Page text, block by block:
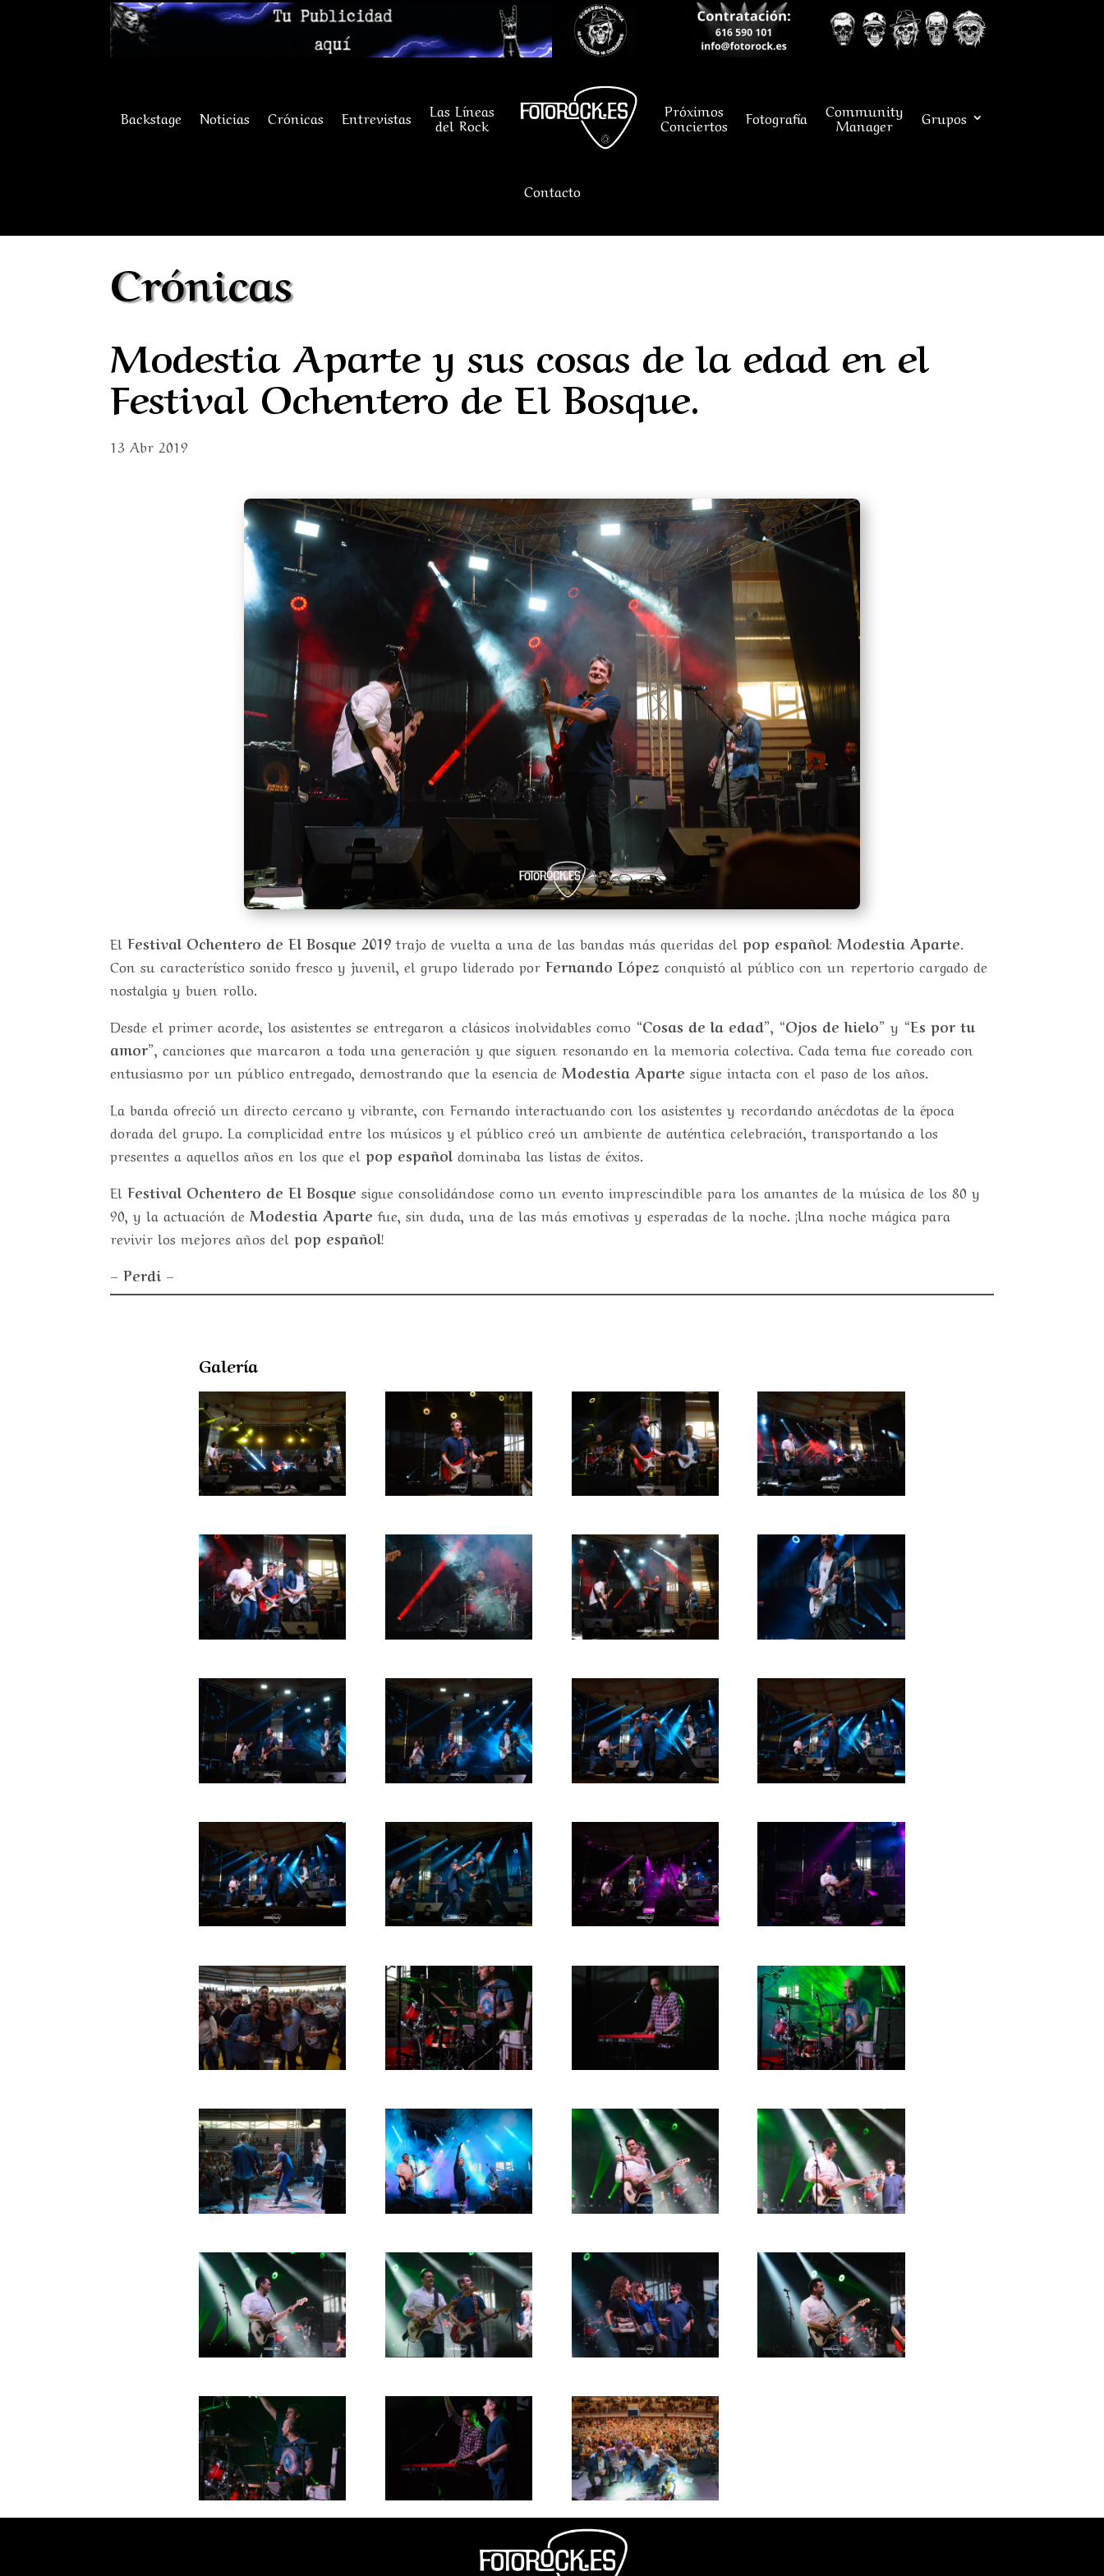
Backstage Noticias Crónicas Entrevistas Las Líneas
del Rock
Próximos
Conciertos Fotografía Community
Manager Grupos
Contacto
Crónicas
Modestia Aparte y sus cosas de la edad en el
Festival Ochentero de El Bosque.
13 Abr 2019
ElFestival Ochentero de El Bosque 2019 trajo de vuelta a una de las bandas más queridas delpop español:Modestia Aparte.
Con su característico sonido fresco y juvenil, el grupo liderado porFernando López conquistó al público con un repertorio cargado de
nostalgia y buen rollo.
Desde el primer acorde, los asistentes se entregaron a clásicos inolvidables como “Cosas de la edad”, “Ojos de hielo” y “Es por tu
amor”, canciones que marcaron a toda una generación y que siguen resonando en la memoria colectiva. Cada tema fue coreado con
entusiasmo por un público entregado, demostrando que la esencia deModestia Aparte sigue intacta con el paso de los años.
La banda ofreció un directo cercano y vibrante, con Fernando interactuando con los asistentes y recordando anécdotas de la época
dorada del grupo. La complicidad entre los músicos y el público creó un ambiente de auténtica celebración, transportando a los
presentes a aquellos años en los que elpop españoldominaba las listas de éxitos.
ElFestival Ochentero de El Bosque sigue consolidándose como un evento imprescindible para los amantes de la música de los 80 y
90, y la actuación deModestia Aparte fue, sin duda, una de las más emotivas y esperadas de la noche. ¡Una noche mágica para
revivir los mejores años delpop español!
– Perdi –
Galería